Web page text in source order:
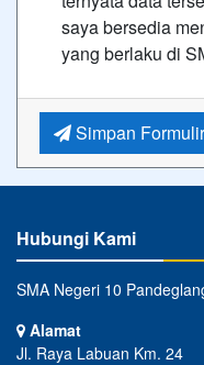
saya bersedia
yang berlaku di
Simpan
Hubungi Kami
SMA Negeri 10
Alamat
Jl. Raya Labuan Km. 24